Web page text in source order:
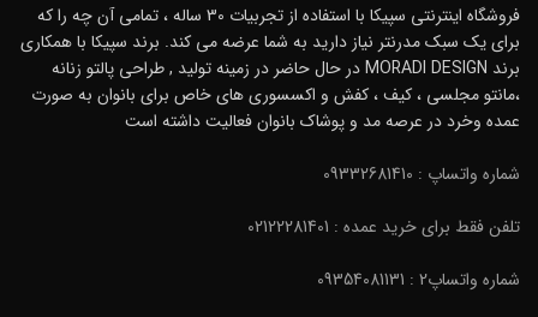
فروشگاه اینترنتی سپیکا با استفاده از تجربیات 30 ساله ، تمامی آن چه را که
برای یک سبک مدرنتر نیاز دارید به شما عرضه می کند. برند سپیکا با همکاری
برند MORADI DESIGN در حال حاضر در زمینه تولید , طراحی پالتو زنانه
،مانتو مجلسی ، کیف ، کفش و اکسسوری های خاص برای بانوان به صورت
عمده وخرد در عرصه مد و پوشاک بانوان فعالیت داشته است
شماره واتساپ : 09332681410
تلفن فقط برای خرید عمده : 02122281401
شماره واتساپ2 : 09354081131